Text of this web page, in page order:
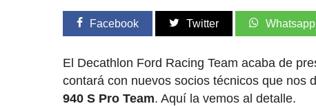
Facebook Twitter Whatsapp
El Decathlon Ford Racing Team acaba de
contará con nuevos socios técnicos que nos
940 S Pro Team. Aquí la vemos al detalle.